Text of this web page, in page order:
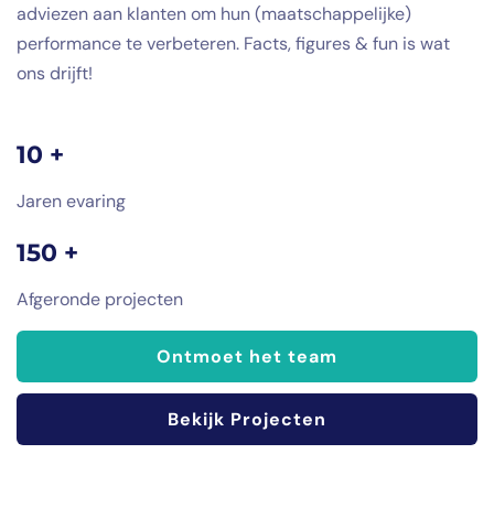
adviezen aan klanten om hun (maatschappelijke)
performance te verbeteren. Facts, figures & fun is wat
ons drijft!
10 +
Jaren evaring
150 +
Afgeronde projecten
Ontmoet het team
Bekijk Projecten